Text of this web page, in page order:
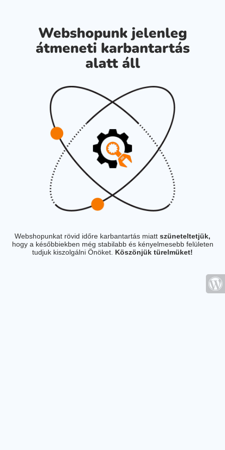
Webshopunk jelenleg
átmeneti karbantartás
alatt áll
Webshopunkat rövid időre karbantartás miatt szüneteltetjük,
hogy a későbbiekben még stabilabb és kényelmesebb felületen
tudjuk kiszolgálni Önöket. Köszönjük türelmüket!